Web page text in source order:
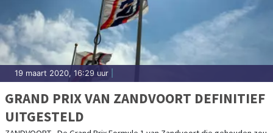
19 maart 2020, 16:29 uur
GRAND PRIX VAN ZANDVOORT DEFINITIEF
UITGESTELD